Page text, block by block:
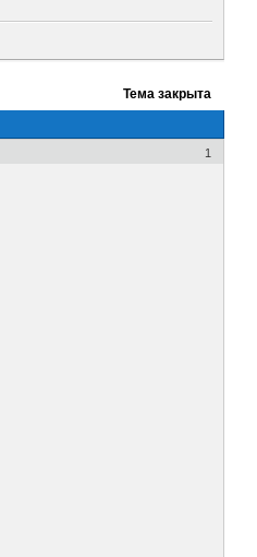
Тема закрыта
1